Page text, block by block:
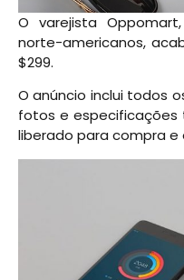
O varejista
norte-americanos,
$299.
O anúncio inclui todos
fotos e especificações
liberado para compra